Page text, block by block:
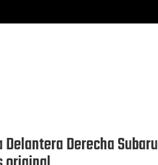
Derecha Subaru